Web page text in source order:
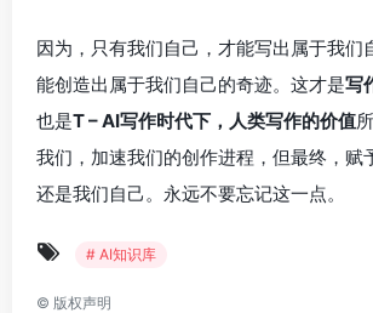
因为，只有我们自己，才能写出属于我们
能创造出属于我们自己的奇迹。这才是写
也是T – AI写作时代下，人类写作的价值
我们，加速我们的创作进程，但最终，赋
还是我们自己。永远不要忘记这一点。
# AI知识库
© 版权声明